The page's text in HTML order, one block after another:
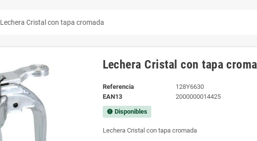
Lechera Cristal con tapa cromada
Lechera Cristal con tapa
Referencia
128Y6630
EAN13
2000000014425
new_releasesDisponibles
Lechera Cristal con tapa cromada